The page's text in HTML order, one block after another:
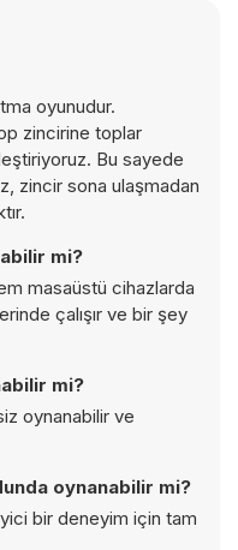
oyunudur.
zincirine toplar
Bu sayede
zincir sona ulaşmadan
mi?
masaüstü cihazlarda
çalışır ve bir şey
mi?
oynanabilir ve
oynanabilir mi?
bir deneyim için tam